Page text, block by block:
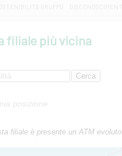
filiale più vicina
posizione
filiale è presente un ATM evoluto